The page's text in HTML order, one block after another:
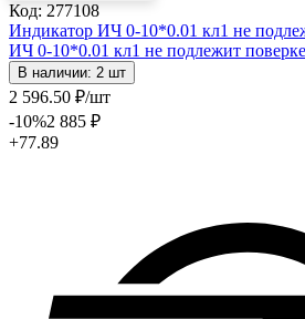
Код: 277108
Индикатор ИЧ 0-10*0.01 кл1 не
ИЧ 0-10*0.01 кл1 не подлежит поверке
В наличии: 2 шт
2 596.50 ₽/шт
-10%2 885 ₽
+77.89